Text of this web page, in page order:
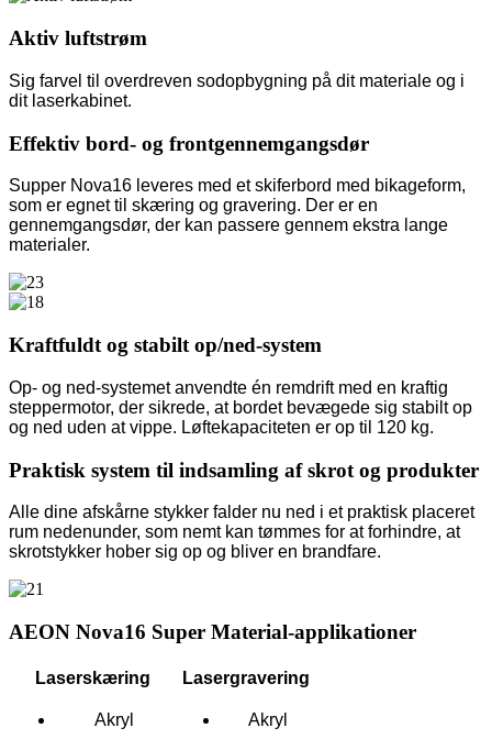
Aktiv luftstrøm
Sig farvel til overdreven sodopbygning på dit materiale og i
dit laserkabinet.
Effektiv bord- og frontgennemgangsdør
Supper Nova16 leveres med et skiferbord med bikageform,
som er egnet til skæring og gravering. Der er en
gennemgangsdør, der kan passere gennem ekstra lange
materialer.
Kraftfuldt og stabilt op/ned-system
Op- og ned-systemet anvendte én remdrift med en kraftig
steppermotor, der sikrede, at bordet bevægede sig stabilt op
og ned uden at vippe. Løftekapaciteten er op til 120 kg.
Praktisk system til indsamling af skrot og produkter
Alle dine afskårne stykker falder nu ned i et praktisk placeret
rum nedenunder, som nemt kan tømmes for at forhindre, at
skrotstykker hober sig op og bliver en brandfare.
AEON Nova16 Super Material-applikationer
Laserskæring Lasergravering
Akryl Akryl